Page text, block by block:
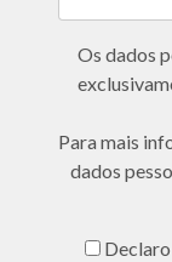
Os dados
Para mais
dados
Declaro